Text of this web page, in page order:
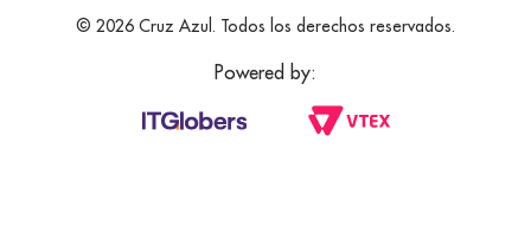
© 2026 Cruz Azul. Todos los derechos reservados.
Powered by: